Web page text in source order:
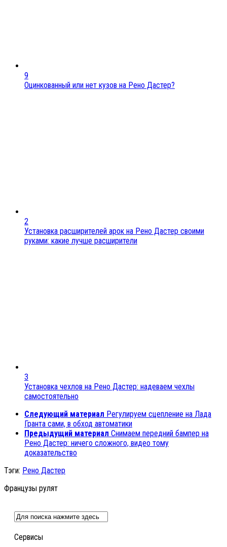
9
Оцинкованный или нет кузов на Рено Дастер?
2
Установка расширителей арок на Рено Дастер своими
руками: какие лучше расширители
3
Установка чехлов на Рено Дастер: надеваем чехлы
самостоятельно
Следующий материал Регулируем сцепление на Лада
Гранта сами, в обход автоматики
Предыдущий материал Снимаем передний бампер на
Рено Дастер: ничего сложного, видео тому
доказательство
Тэги: Рено Дастер
Французы рулят
Сервисы